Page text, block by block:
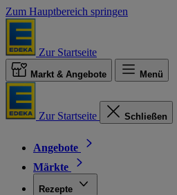
Zum Hauptbereich springen
Zur Startseite
Markt & Angebote Menü
Zur Startseite Schließen
Angebote
Märkte
Rezepte